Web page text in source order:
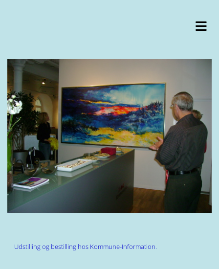
Udstilling og bestilling hos Kommune-Information.